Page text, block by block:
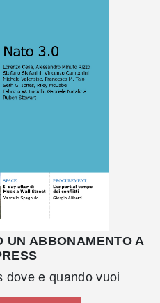
UN ABBONAMENTO A
dove e quando vuoi